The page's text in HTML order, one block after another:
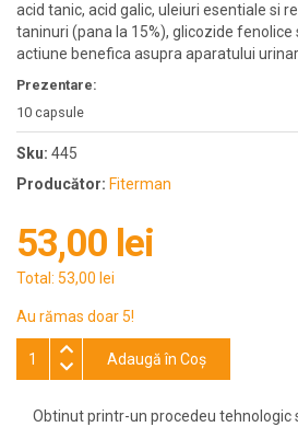
acid tanic, acid galic, uleiuri esentiale si
taninuri (pana la 15%), glicozide fenolice
actiune benefica asupra aparatului
Prezentare:
10 capsule
Sku: 445
Producător: Fiterman
53,00 lei
Total: 53,00 lei
Au rămas doar 5!
Adaugă în Coş
Obtinut printr-un procedeu tehnologic